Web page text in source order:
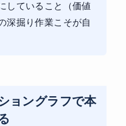
していること（価値
深掘り作業こそが自
ョングラフで本